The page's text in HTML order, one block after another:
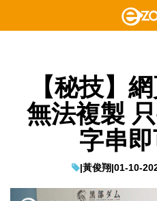
【秘技】
無法複製
字串
|黃俊翔|01-10-